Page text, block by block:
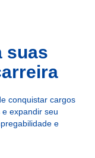
suas
conquistar cargos
expandir seu
e